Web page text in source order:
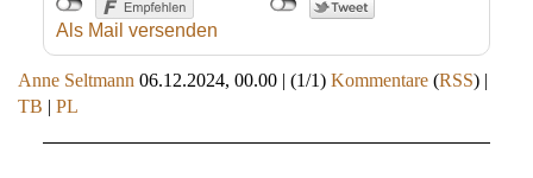
Als Mail versenden
Anne Seltmann 06.12.2024, 00.00 (1/1) Kommentare (RSS) |
TB
PL